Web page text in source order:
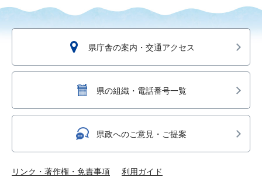
県庁舎の案内・交通アクセス
県の組織・電話番号一覧
県政へのご意見・ご提案
リンク・著作権・免責事項 利用ガイド